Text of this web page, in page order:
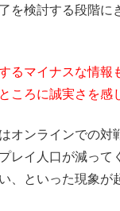
を検討する段階に
るマイナスな情報
ころに誠実さを感
オンラインでの対
レイ人口が減って
、といった現象が